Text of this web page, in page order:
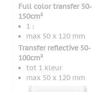
Full color transfer 50-
150cm²
1 :
max 50 x 120 mm
Transfer reflective 50-
100cm²
tot 1 kleur
max 50 x 120 mm